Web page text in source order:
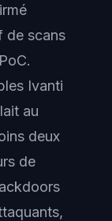
de scans
Ivanti
au
deux
de